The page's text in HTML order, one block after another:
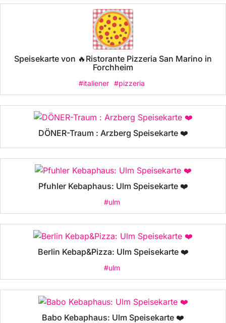
Speisekarte von 🔥Ristorante Pizzeria San Marino in
Forchheim
#italiener #pizzeria
DÖNER-Traum : Arzberg Speisekarte ❤️
Pfuhler Kebaphaus: Ulm Speisekarte ❤️
#ulm
Berlin Kebap&Pizza: Ulm Speisekarte ❤️
#ulm
Babo Kebaphaus: Ulm Speisekarte ❤️